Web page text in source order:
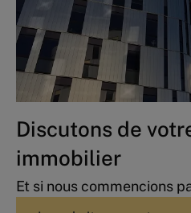
Discutons de
immobilier
Et si nous commencions